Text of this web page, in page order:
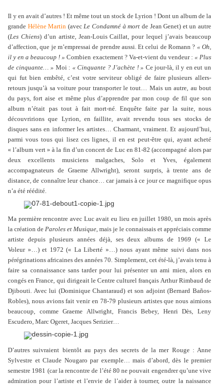
Il y en avait d’autres ! Et même tout un stock de Lyrion ! Dont un album de la
grande Hélène Martin (avecLe Condamné à mort de Jean Genet) et un autre
(Les Chiens) d’un artiste, Jean-Louis Caillat, pour lequel j’avais beaucoup
d’affection, que je m’empressai de prendre aussi. Et celui de Romann ? « Oh,
il y en a beaucoup ! » Combien exactement ? Va-et-vient du vendeur : « Plus
de cinquante… » Moi : « Cinquante ? J’achète ! » Ce jour-là, il y en eut un
qui fut bien embêté, c’est votre serviteur obligé de faire plusieurs allers-
retours jusqu’à sa voiture pour transporter le tout… Mais un autre, au bout
du pays, fort aise et même plus d’apprendre par mon coup de fil que son
album n’était pas tout à fait mort-né. Enquête faite par la suite, nous
découvririons que Lyrion, en faillite, avait revendu tous ses stocks de
disques sans en informer les artistes… Charmant, vraiment. Et aujourd’hui,
parmi vous tous qui lisez ces lignes, il en est peut-être qui, ayant acheté
« l’album vert » à la fin d’un concert de Luc en 81-82 (accompagné alors par
deux excellents musiciens malgaches, Solo et Yves, également
accompagnateurs de Graeme Allwright), seront surpris, à trente ans de
distance, de connaître leur chance… car jamais à ce jour ce magnifique opus
n’a été réédité.
Ma première rencontre avec Luc avait eu lieu en juillet 1980, un mois après
la création de Paroles et Musique, mais je le connaissais et appréciais comme
artiste depuis plusieurs années déjà, ses deux albums de 1969 (« Le
Voleur »…) et 1972 (« La Liberté »…) nous ayant même suivi dans nos
pérégrinations africaines des années 70. Simplement, cet été-là, j’avais tenu à
faire sa connaissance sans tarder pour lui présenter un ami mien, alors en
congés en France, qui dirigeait le Centre culturel français Arthur Rimbaud de
Djibouti. Avec lui (Dominique Chantaraud) et son adjoint (Bernard Baños-
Robles), nous avions fait venir en 78-79 plusieurs artistes que nous aimions
beaucoup, comme Graeme Allwright, Francis Bebey, Henri Dès, Leny
Escudero, Marc Ogeret, Jacques Serizier…
D’autres suivraient bientôt au pays des secrets de la mer Rouge : Anne
Sylvestre et Claude Nougaro par exemple… mais d’abord, dès le premier
semestre 1981 (car la rencontre de l’été 80 ne pouvait engendrer qu’une vive
admiration pour l’artiste et l’envie de l’aider à tourner, outre la naissance